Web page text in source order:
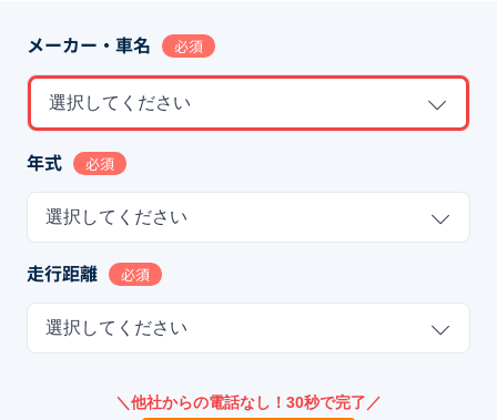
メーカー・車名 必須
選択してください
年式 必須
選択してください
走行距離 必須
選択してください
＼他社からの電話なし！30秒で完了／